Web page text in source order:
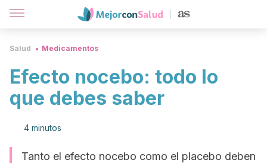
Salud Medicamentos
Efecto nocebo: todo lo
que debes saber
4 minutos
Tanto el efecto nocebo como el placebo deben